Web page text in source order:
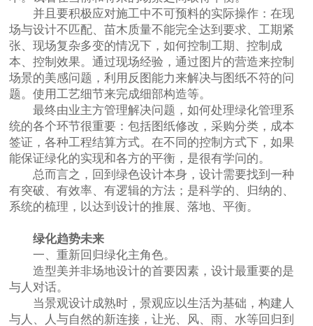
并且要积极应对施工中不可预料的实际操作：在现
场与设计不匹配、苗木质量不能完全达到要求、工期紧
张、现场复杂多变的情况下，如何控制工期、控制成
本、控制效果。通过现场经验，通过图片的营造来控制
场景的美感问题，利用反图能力来解决与图纸不符的问
题。使用工艺细节来完成细部构造等。
最终由业主方管理解决问题，如何处理绿化管理系
统的各个环节很重要：包括图纸修改，采购分类，成本
签证，各种工程结算方式。在不同的控制方式下，如果
能保证绿化的实现和各方的平衡，是很有学问的。
总而言之，回到绿色设计本身，设计需要找到一种
有突破、有效率、有逻辑的方法；是科学的、归纳的、
系统的梳理，以达到设计的推展、落地、平衡。
绿化趋势未来
一、重新回归绿化主角色。
造型美并非场地设计的首要因素，设计最重要的是
与人对话。
当景观设计成熟时，景观应以生活为基础，构建人
与人、人与自然的新连接，让光、风、雨、水等回归到